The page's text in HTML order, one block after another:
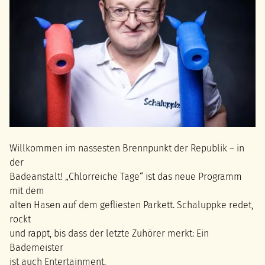
Willkommen im nassesten Brennpunkt der Republik – in
der
Badeanstalt! „Chlorreiche Tage“ ist das neue Programm
mit dem
alten Hasen auf dem gefliesten Parkett. Schaluppke redet,
rockt
und rappt, bis dass der letzte Zuhörer merkt: Ein
Bademeister
ist auch Entertainment.